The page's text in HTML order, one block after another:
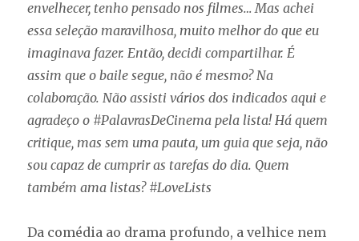
envelhecer, tenho pensado nos filmes… Mas achei
essa seleção maravilhosa, muito melhor do que eu
imaginava fazer. Então, decidi compartilhar. É
assim que o baile segue, não é mesmo? Na
colaboração. Não assisti vários dos indicados aqui e
agradeço o #PalavrasDeCinema pela lista! Há quem
critique, mas sem uma pauta, um guia que seja, não
sou capaz de cumprir as tarefas do dia. Quem
também ama listas? #LoveLists
Da comédia ao drama profundo, a velhice nem